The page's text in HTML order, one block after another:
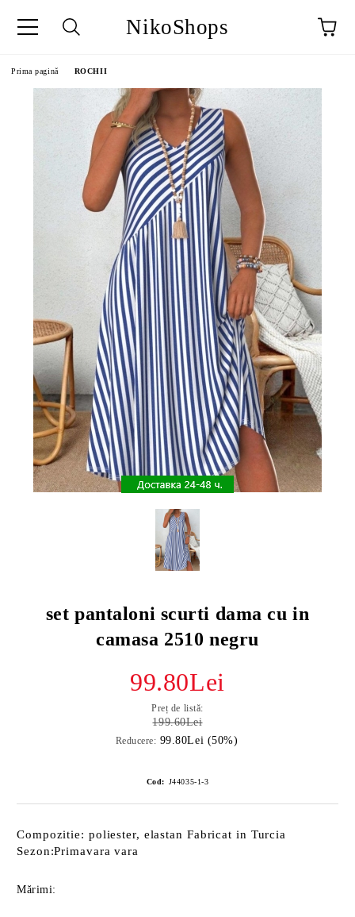
NikoShops
Prima pagină ROCHII
set pantaloni scurti dama cu in
camasa 2510 negru
99.80Lei
Preț de listă:
199.60Lei
Reducere: 99.80Lei (50%)
Cod: J44035-1-3
Compozitie: poliester, elastan Fabricat in Turcia
Sezon:Primavara vara
Mărimi: